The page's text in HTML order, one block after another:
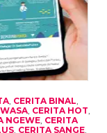
, CERITA BINAL,
, CERITA HOT,
NGEWE, CERITA
, CERITA SANGE,